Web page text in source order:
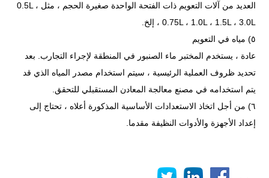
العديد من آلات التعويم ذات الفتحة الواحدة صغيرة الحجم ، مثل 0.5L ،
0.75L ، 1.0L ، 1.5L ، 3.0L ، إلخ.
٥) مياه في التعويم
عادة ، يستخدم المختبر ماء الصنبور في المنطقة لإجراء التجارب. بعد
تحديد ظروف العملية الرئيسية ، سيتم استخدام مصدر المياه الذي قد
يتم استخدامه في مصنع معالجة المعادن المستقبلي للتحقق.
٦) من أجل اتخاذ الاستعدادات الأساسية المذكورة أعلاه ، تحتاج إلى
إعداد الأجهزة والأدوات النظيفة مقدما.